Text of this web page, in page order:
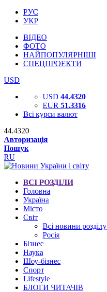
РУС
УКР
ВІДЕО
ФОТО
НАЙПОПУЛЯРНІШІ
СПЕЦПРОЕКТИ
USD
USD 44.4320
EUR 51.3316
Всі курси валют
44.4320
Авторизація
Пошук
RU
ВСІ РОЗДІЛИ
Головна
Україна
Місто
Світ
Всі новини розділу
Росія
Бізнес
Наука
Шоу-бізнес
Спорт
Lifestyle
БЛОГИ ЧИТАЧІВ